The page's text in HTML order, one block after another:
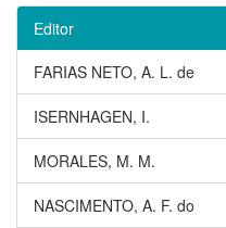
Editor
FARIAS NETO, A. L. de
ISERNHAGEN, I.
MORALES, M. M.
NASCIMENTO, A. F. do